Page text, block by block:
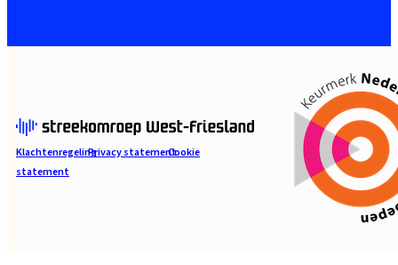
KlachtenregelingPrivacy statementCookie
statement